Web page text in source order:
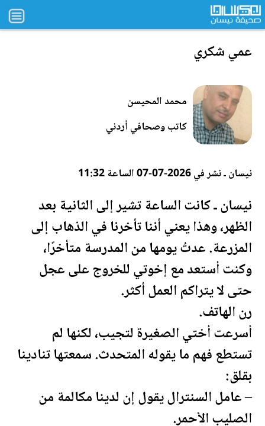
عمي شكري
محمد المحيسن
كاتب وصحافي أردني
نيسان ـ نشر في 2026-07-07 الساعة 11:32
نيسان ـ كانت الساعة تشير إلى الثانية بعد
الظهر، وهذا يعني أننا تأخرنا في الذهاب إلى
المزرعة. عدتُ يومها من المدرسة متأخرًا،
وكنت أستعد مع إخوتي للخروج على عجل
حتى لا يتراكم العمل أكثر.
رن الهاتف.
أسرعت أختي الصغيرة لتجيب، لكنها لم
تستطع فهم ما يقوله المتحدث. سمعتها تنادينا
بقلق:
– عامل السنترال يقول إن لدينا مكالمة من
الصليب الأحمر.